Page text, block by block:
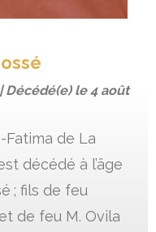
Décédé(e) le4 août
Fatima de La
décédé à l’âge
; fils de feu
de feu M. Ovila